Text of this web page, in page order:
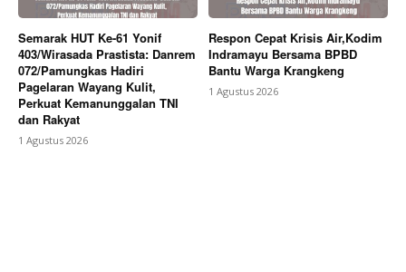
Semarak HUT Ke-61 Yonif
403/Wirasada Prastista: Danrem
072/Pamungkas Hadiri
Pagelaran Wayang Kulit,
Perkuat Kemanunggalan TNI
dan Rakyat
1 Agustus 2026
Respon Cepat Krisis Air,Kodim
Indramayu Bersama BPBD
Bantu Warga Krangkeng
1 Agustus 2026